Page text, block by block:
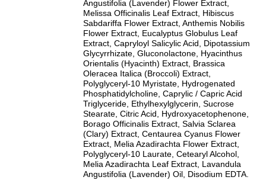
Angustifolia (Lavender) Flower Extract,
Melissa Officinalis Leaf Extract, Hibiscus
Sabdariffa Flower Extract, Anthemis Nobilis
Flower Extract, Eucalyptus Globulus Leaf
Extract, Capryloyl Salicylic Acid, Dipotassium
Glycyrrhizate, Gluconolactone, Hyacinthus
Orientalis (Hyacinth) Extract, Brassica
Oleracea Italica (Broccoli) Extract,
Polyglyceryl-10 Myristate, Hydrogenated
Phosphatidylcholine, Caprylic / Capric Acid
Triglyceride, Ethylhexylglycerin, Sucrose
Stearate, Citric Acid, Hydroxyacetophenone,
Borago Officinalis Extract, Salvia Sclarea
(Clary) Extract, Centaurea Cyanus Flower
Extract, Melia Azadirachta Flower Extract,
Polyglyceryl-10 Laurate, Cetearyl Alcohol,
Melia Azadirachta Leaf Extract, Lavandula
Angustifolia (Lavender) Oil, Disodium EDTA.